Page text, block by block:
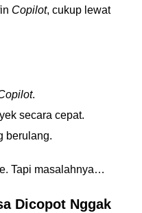
Copilot, cukup lewat
.
secara cepat.
berulang.
Tapi masalahnya…
Dicopot Nggak